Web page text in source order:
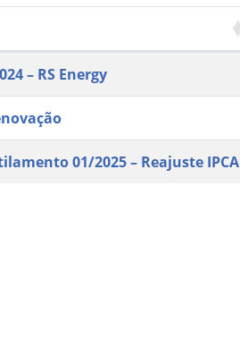
– RS Energy
01/2025 – Reajuste IPCA